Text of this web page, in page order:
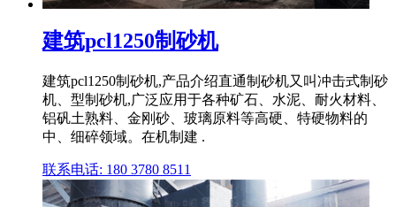
建筑pcl1250制砂机
建筑pcl1250制砂机,产品介绍直通制砂机又叫冲击式制砂
机、型制砂机,广泛应用于各种矿石、水泥、耐火材料、
铝矾土熟料、金刚砂、玻璃原料等高硬、特硬物料的
中、细碎领域。在机制建 .
联系电话: 180 3780 8511